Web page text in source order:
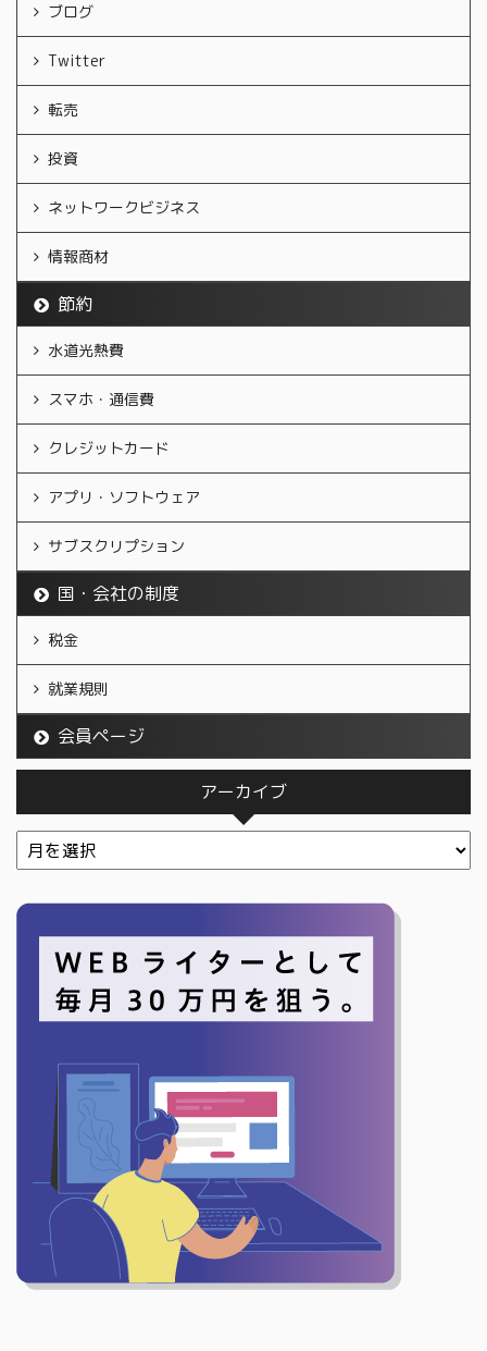
ブログ
Twitter
転売
投資
ネットワークビジネス
情報商材
節約
水道光熱費
スマホ・通信費
クレジットカード
アプリ・ソフトウェア
サブスクリプション
国・会社の制度
税金
就業規則
会員ページ
アーカイブ